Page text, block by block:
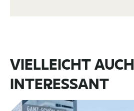
VIELLEICHT AUCH
INTERESSANT